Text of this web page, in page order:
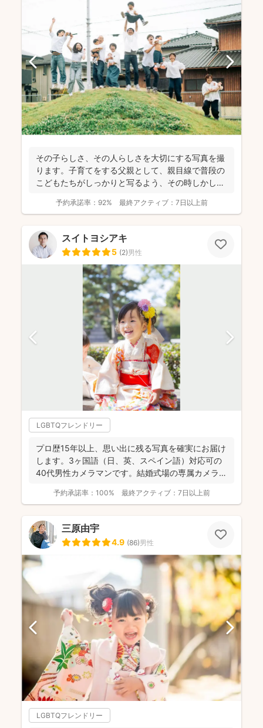
その子らしさ、その人らしさを大切にする写真を撮
ります。子育てをする父親として、親目線で普段の
こどもたちがしっかりと写るよう、その時しかしな
予約承諾率： 92% 最終アクティブ： 7日以上前
スイトヨシアキ
5 (2)男性
LGBTQフレンドリー
プロ歴15年以上、思い出に残る写真を確実にお届け
します。3ヶ国語（日、英、スペイン語）対応可の
40代男性カメラマンです。結婚式場の専属カメラマ
予約承諾率： 100% 最終アクティブ： 7日以上前
三原由宇
4.9 (86)男性
LGBTQフレンドリー